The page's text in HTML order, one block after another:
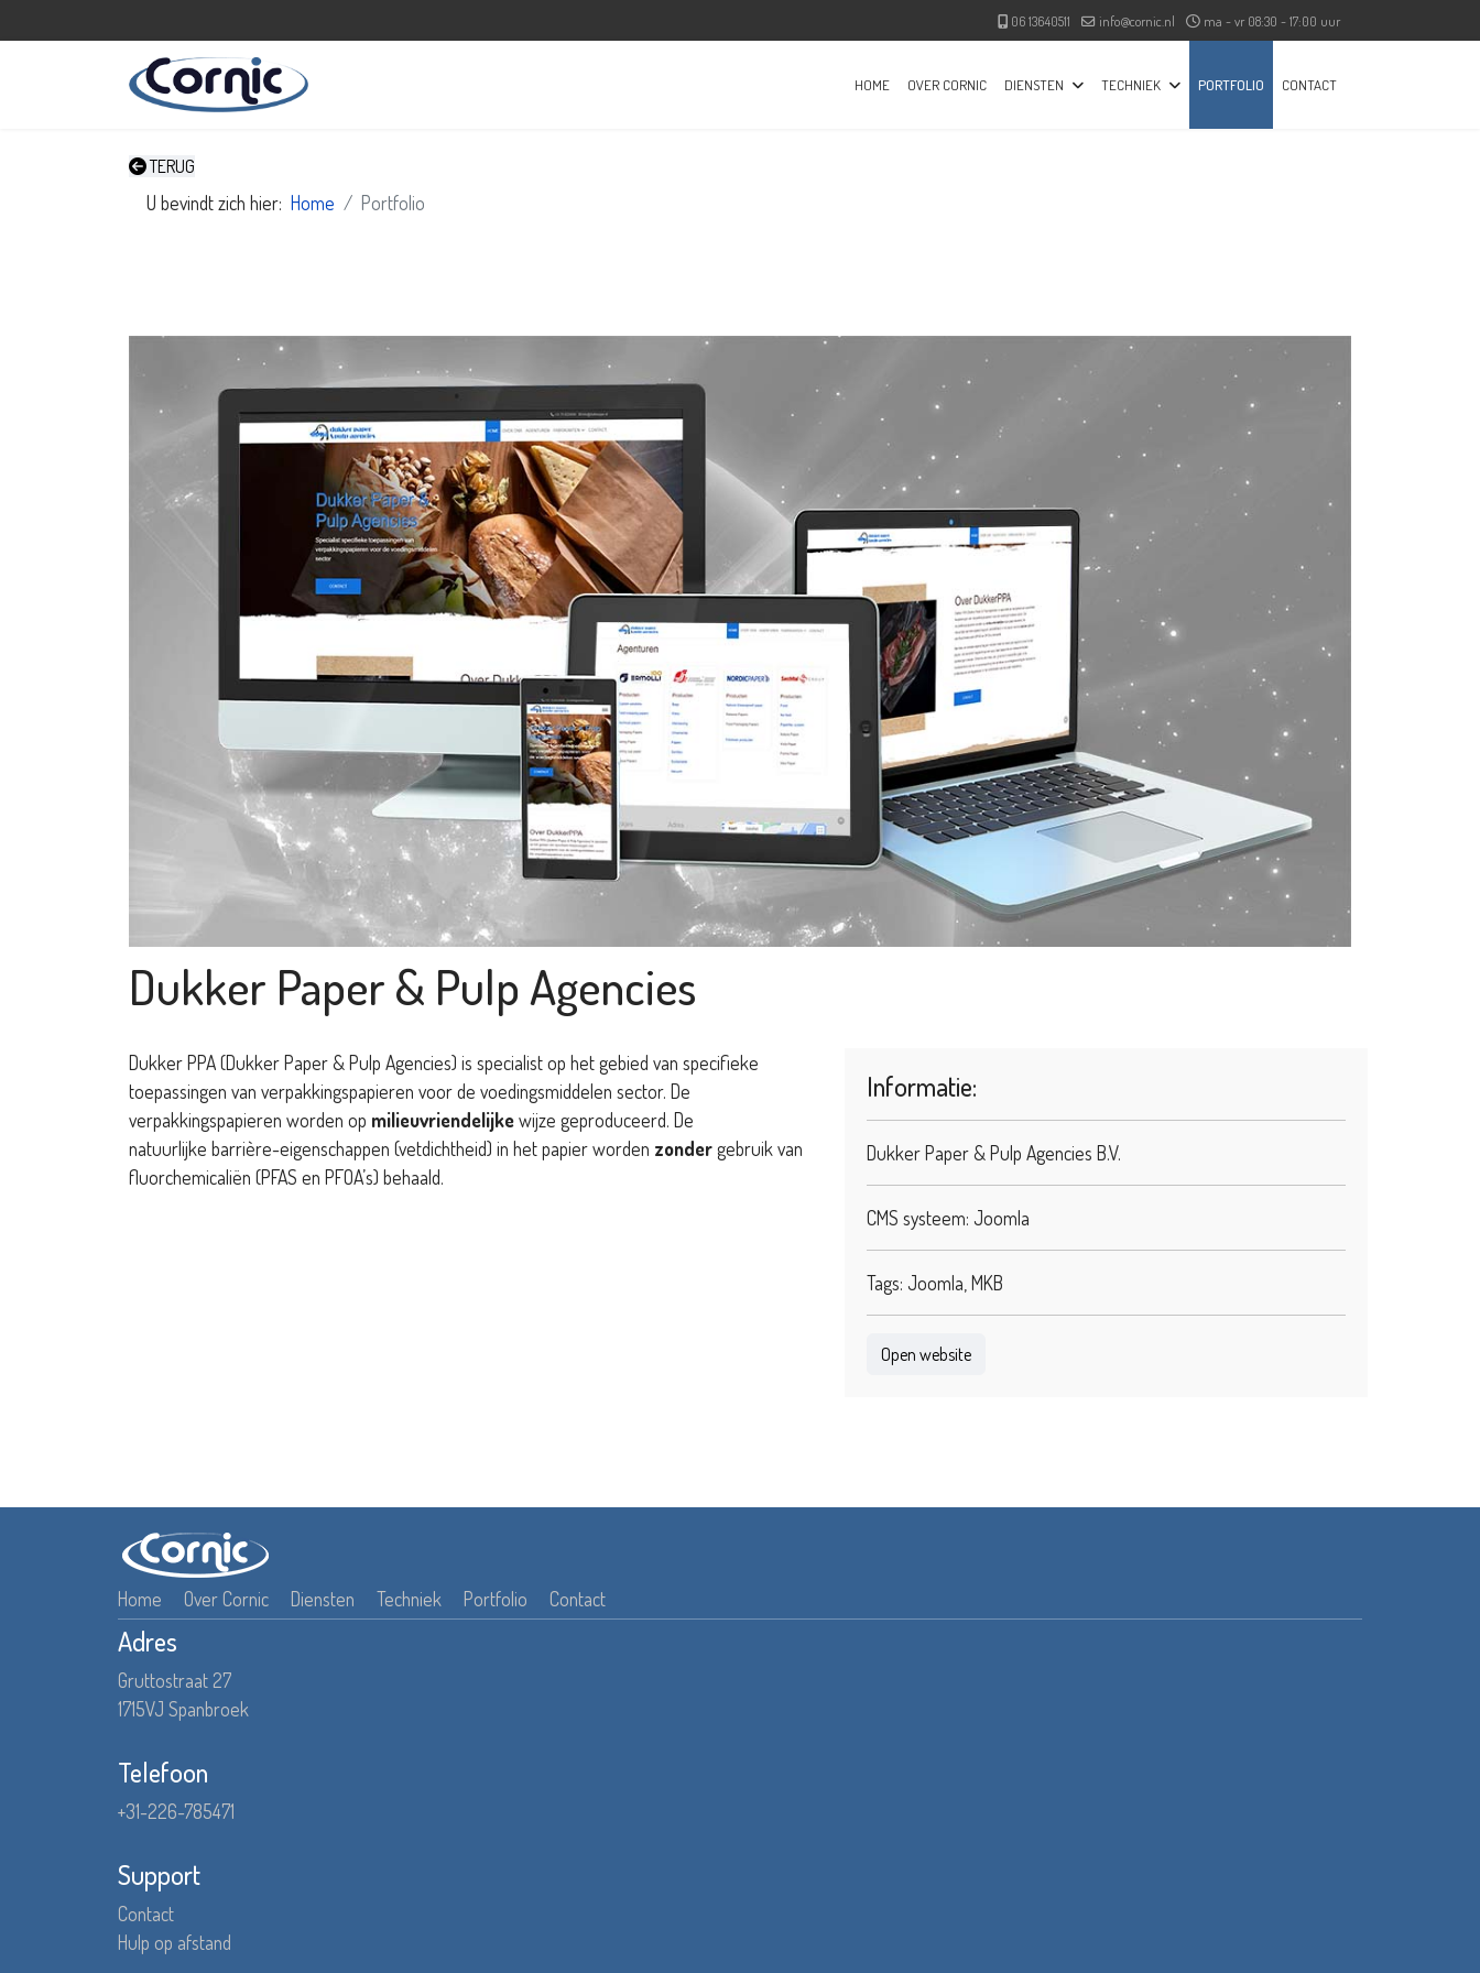
06 13640511 info@cornic.nl ma - vr 08:30 - 17:00 uur
HOME OVER CORNIC DIENSTEN TECHNIEK PORTFOLIO CONTACT
TERUG
U bevindt zich hier: Home Portfolio
Dukker Paper & Pulp Agencies
Dukker PPA (Dukker Paper & Pulp Agencies) is specialist op het gebied van specifieke
toepassingen van verpakkingspapieren voor de voedingsmiddelen sector. De
verpakkingspapieren worden op milieuvriendelijkewijze geproduceerd. De
natuurlijke barrière-eigenschappen (vetdichtheid) in het papier worden zondergebruik van
fluorchemicaliën (PFAS en PFOA’s) behaald.
Informatie:
Dukker Paper & Pulp Agencies B.V.
CMS systeem: Joomla
Tags: Joomla, MKB
Open website
Home Over Cornic Diensten Techniek Portfolio Contact
Adres
Gruttostraat 27
1715VJ Spanbroek
Telefoon
+31-226-785471
Support
Contact
Hulp op afstand